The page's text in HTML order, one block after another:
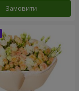
Замовити